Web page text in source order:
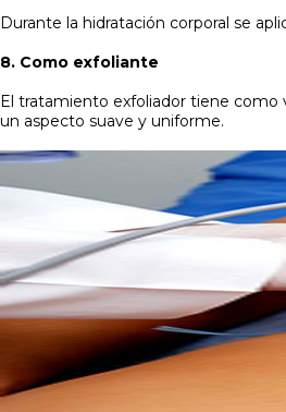
Durante la hidratación corporal se
8. Como exfoliante
El tratamiento exfoliador tiene como
un aspecto suave y uniforme.